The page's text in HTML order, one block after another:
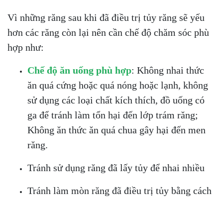
Vì những răng sau khi đã điều trị tủy răng sẽ yếu
hơn các răng còn lại nên cần chế độ chăm sóc phù
hợp như:
Chế độ ăn uống phù hợp: Không nhai thức
ăn quá cứng hoặc quá nóng hoặc lạnh, không
sử dụng các loại chất kích thích, đồ uống có
ga để tránh làm tổn hại đến lớp trám răng;
Không ăn thức ăn quá chua gây hại đến men
răng.
Tránh sử dụng răng đã lấy tủy để nhai nhiều
Tránh làm mòn răng đã điều trị tủy bằng cách